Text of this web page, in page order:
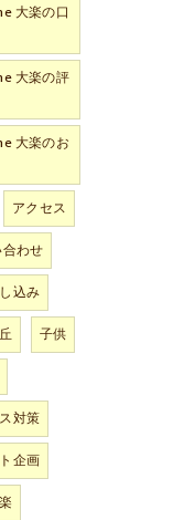
大楽の口
大楽の評
大楽のお
アクセス
わせ
込み
子供
対策
企画